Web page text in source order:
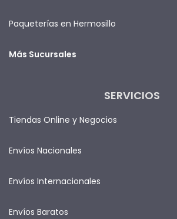
Paqueterías en Hermosillo
Más Sucursales
SERVICIOS
Tiendas Online y Negocios
Envíos Nacionales
Envíos Internacionales
Envíos Baratos